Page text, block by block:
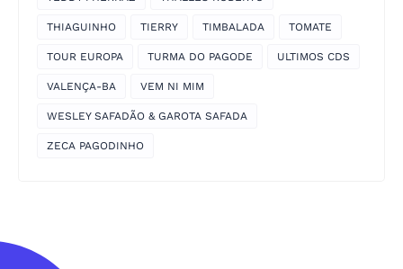
THIAGUINHO TIERRY TIMBALADA TOMATE
TOUR EUROPA TURMA DO PAGODE ULTIMOS CDS
VALENÇA-BA VEM NI MIM
WESLEY SAFADÃO & GAROTA SAFADA
ZECA PAGODINHO